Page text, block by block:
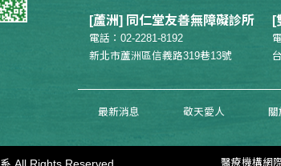
[蘆洲] 同仁堂友善無障礙診所
電話：02-2281-8192
新北市蘆洲區信義路319巷13號
[
最新消息 敬天愛人
醫療機構網